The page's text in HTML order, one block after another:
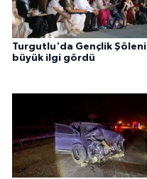
Turgutlu'da Gençlik Şöleni
büyük ilgi gördü